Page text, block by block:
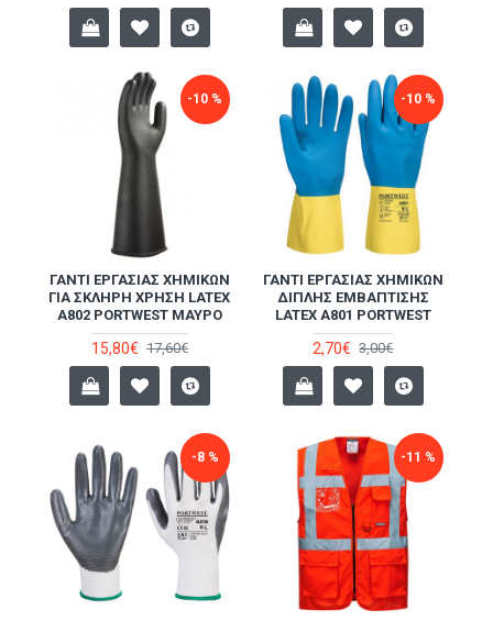
-10 %
ΓΆΝΤΙ ΕΡΓΑΣΊΑΣ ΧΗΜΙΚΏΝ
ΓΙΑ ΣΚΛΗΡΉ ΧΡΉΣΗ LATEX
A802 PORTWEST ΜΑΎΡΟ
15,80€ 17,60€
-10 %
ΓΆΝΤΙ ΕΡΓΑΣΊΑΣ ΧΗΜΙΚΏΝ
ΔΙΠΛΉΣ ΕΜΒΆΠΤΙΣΗΣ
LATEX A801 PORTWEST
2,70€ 3,00€
-8 % -11 %